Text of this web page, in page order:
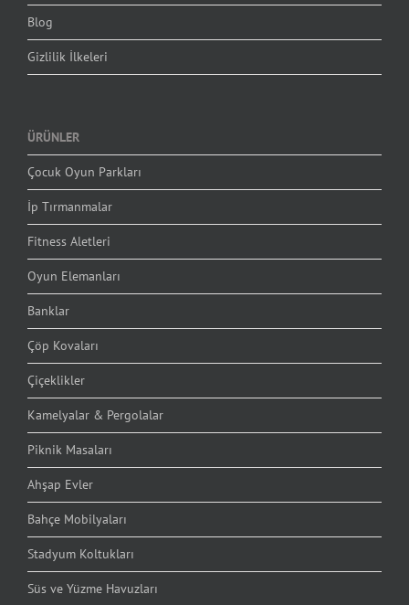
Blog
Gizlilik İlkeleri
ÜRÜNLER
Çocuk Oyun Parkları
İp Tırmanmalar
Fitness Aletleri
Oyun Elemanları
Banklar
Çöp Kovaları
Çiçeklikler
Kamelyalar & Pergolalar
Piknik Masaları
Ahşap Evler
Bahçe Mobilyaları
Stadyum Koltukları
Süs ve Yüzme Havuzları